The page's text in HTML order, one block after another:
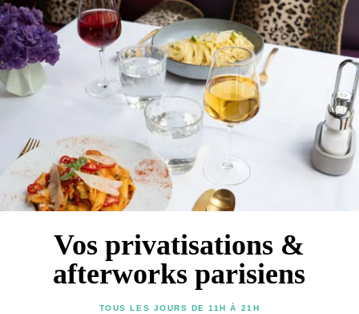
Vos privatisations &
afterworks parisiens
TOUS LES JOURS DE 11H À 21H
Français
English
中国
Hôtel
Chambres
Suites
Restaurant & Bar
Groupes & Privatisations
Services